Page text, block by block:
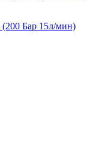
Бар 15л/мин)